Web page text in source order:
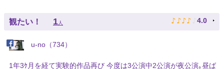
観たい！ 1人 ♪ ♪ ♪ ♪ ♪ 4.0
u-no（734）
1年3ｹ月を経て実験的作品再び 今度は3公演中2公演が夜公演｡昼ば